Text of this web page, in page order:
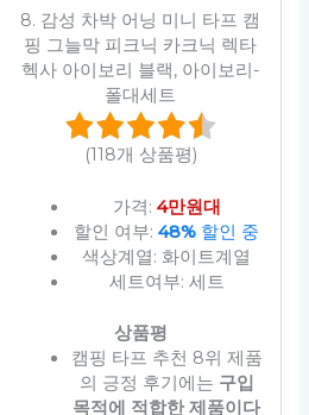
8. 감성 차박 어닝 미니 타프 캠
핑 그늘막 피크닉 카크닉 렉타
헥사 아이보리 블랙, 아이보리-
폴대세트
(118개 상품평)
가격: 4만원대
할인 여부:48% 할인 중
색상계열: 화이트계열
세트여부: 세트
상품평
캠핑 타프 추천 8위 제품
의 긍정 후기에는 구입
목적에 적합한 제품이다